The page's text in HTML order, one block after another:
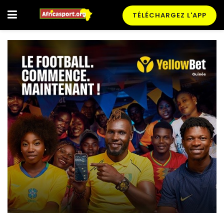
TÉLÉCHARGEZ L'APP